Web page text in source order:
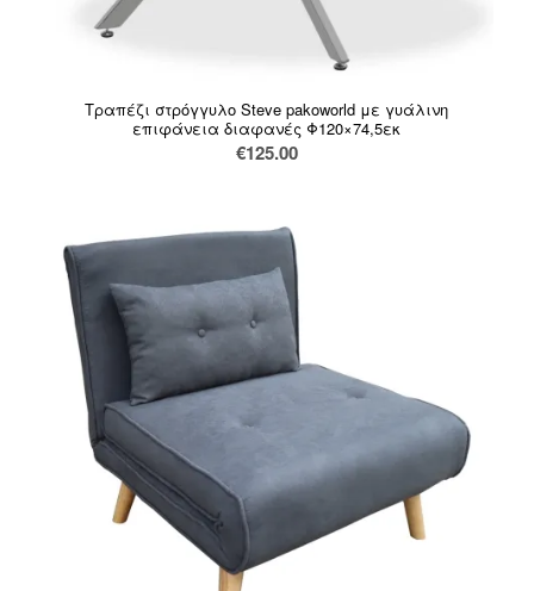
Τραπέζι στρόγγυλο Steve pakoworld με γυάλινη
επιφάνεια διαφανές Φ120×74,5εκ
€125.00